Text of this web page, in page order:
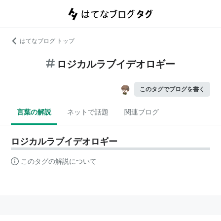
はてなブログ トップ
ロジカルラブイデオロギー
このタグでブログを書く
言葉の解説 ネットで話題 関連ブログ
ロジカルラブイデオロギー
このタグの解説について